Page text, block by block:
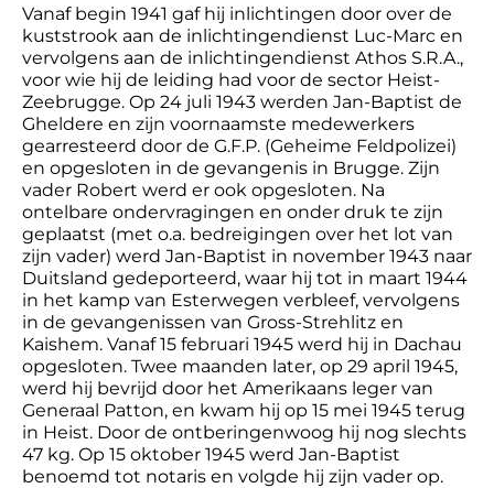
Vanaf begin 1941 gaf hij inlichtingen door over de
kuststrook aan de inlichtingendienst Luc-Marc en
vervolgens aan de inlichtingendienst Athos S.R.A.,
voor wie hij de leiding had voor de sector Heist-
Zeebrugge. Op 24 juli 1943 werden Jan-Baptist de
Gheldere en zijn voornaamste medewerkers
gearresteerd door de G.F.P. (Geheime Feldpolizei)
en opgesloten in de gevangenis in Brugge. Zijn
vader Robert werd er ook opgesloten. Na
ontelbare ondervragingen en onder druk te zijn
geplaatst (met o.a. bedreigingen over het lot van
zijn vader) werd Jan-Baptist in november 1943 naar
Duitsland gedeporteerd, waar hij tot in maart 1944
in het kamp van Esterwegen verbleef, vervolgens
in de gevangenissen van Gross-Strehlitz en
Kaishem. Vanaf 15 februari 1945 werd hij in Dachau
opgesloten. Twee maanden later, op 29 april 1945,
werd hij bevrijd door het Amerikaans leger van
Generaal Patton, en kwam hij op 15 mei 1945 terug
in Heist. Door de ontberingenwoog hij nog slechts
47 kg. Op 15 oktober 1945 werd Jan-Baptist
benoemd tot notaris en volgde hij zijn vader op.